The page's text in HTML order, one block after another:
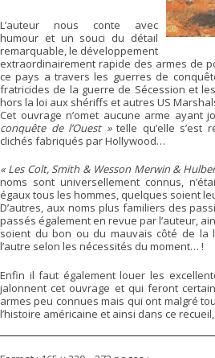
L’auteur nous conte avec
humour et un souci du détail
remarquable, le développement
extraordinairement rapide des armes de
ce pays a travers les guerres de
fratricides de la guerre de Sécession et
hors la loi aux shériffs et autres US
Cet ouvrage n’omet aucune arme ayant
conquête de l’Ouest »telle qu’elle s’est
clichés fabriqués par Hollywood…
« Les Colt, Smith & Wesson Merwin &
noms sont universellement connus,
égaux tous les hommes, quelques soient
D’autres, aux noms plus familiers des
passés également en revue par l’auteur,
soient du bon ou du mauvais côté de la
l’autre selon les nécessités du moment… !
Enfin il faut également louer les
jalonnent cet ouvrage et qui feront
armes peu connues mais qui ont malgré
l’histoire américaine et ainsi dans ce